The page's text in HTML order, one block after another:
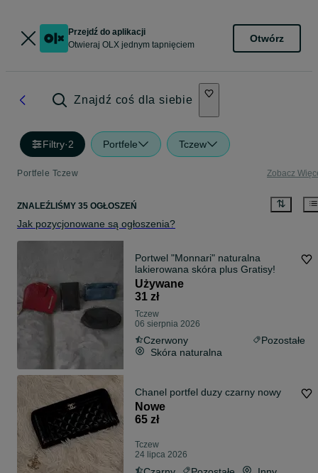
Przejdź do aplikacji
Otwieraj OLX jednym tapnięciem
Otwórz
Znajdź coś dla siebie
Filtry·2 Portfele Tczew
Portfele Tczew Zobacz
ZNALEŹLIŚMY 35 OGŁOSZEŃ
Jak pozycjonowane są ogłoszenia?
Portwel "Monnari" naturalna
lakierowana skóra plus Gratisy!
Używane
31 zł
Tczew
06 sierpnia 2026
Czerwony
Pozostałe
Skóra naturalna
Chanel portfel duzy czarny nowy
Nowe
65 zł
Tczew
24 lipca 2026